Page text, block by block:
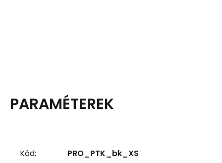
PARAMÉTEREK
Kód: PRO_PTK_bk_XS